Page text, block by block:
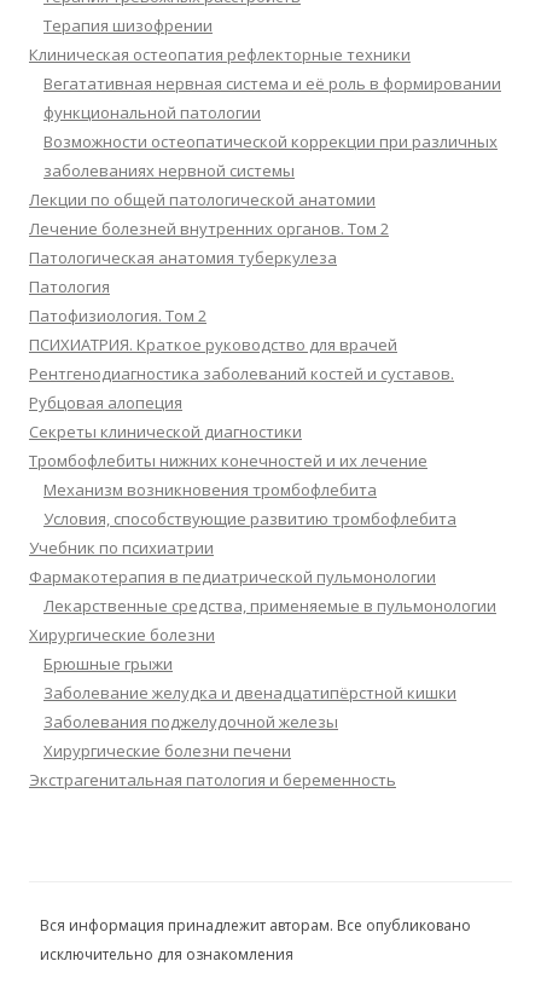
Терапия шизофрении
Клиническая остеопатия рефлекторные техники
Вегатативная нервная система и её роль в формировании
функциональной патологии
Возможности остеопатической коррекции при различных
заболеваниях нервной системы
Лекции по общей патологической анатомии
Лечение болезней внутренних органов. Том 2
Патологическая анатомия туберкулеза
Патология
Патофизиология. Том 2
ПСИХИАТРИЯ. Краткое руководство для врачей
Рентгенодиагностика заболеваний костей и суставов.
Рубцовая алопеция
Секреты клинической диагностики
Тромбофлебиты нижних конечностей и их лечение
Механизм возникновения тромбофлебита
Условия, способствующие развитию тромбофлебита
Учебник по психиатрии
Фармакотерапия в педиатрической пульмонологии
Лекарственные средства, применяемые в пульмонологии
Хирургические болезни
Брюшные грыжи
Заболевание желудка и двенадцатипёрстной кишки
Заболевания поджелудочной железы
Хирургические болезни печени
Экстрагенитальная патология и беременность
Вся информация принадлежит авторам. Все опубликовано
исключительно для ознакомления